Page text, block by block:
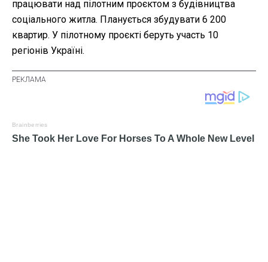
працювати над пілотним проєктом з будівництва
соціального житла. Планується збудувати 6 200
квартир. У пілотному проєкті беруть участь 10
регіонів Україні.